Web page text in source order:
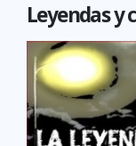
Leyendas y